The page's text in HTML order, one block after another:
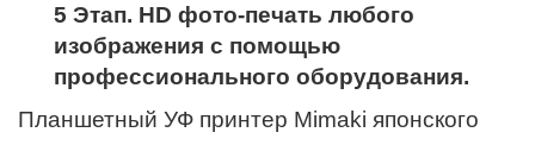
5 Этап. HD фото-печать любого
изображения с помощью
профессионального оборудования.
Планшетный УФ принтер Mimaki японского